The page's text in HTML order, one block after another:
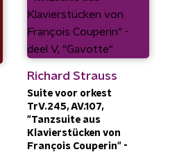
Richard Strauss
Suite voor orkest
TrV.245, AV.107,
"Tanzsuite aus
Klavierstücken von
François Couperin" -